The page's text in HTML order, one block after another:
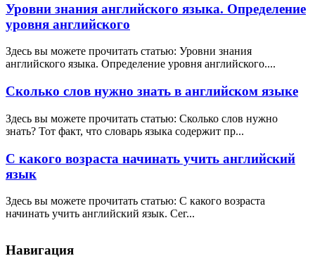
Уровни знания английского языка. Определение
уровня английского
Здесь вы можете прочитать статью: Уровни знания
английского языка. Определение уровня английского....
Сколько слов нужно знать в английском языке
Здесь вы можете прочитать статью: Сколько слов нужно
знать? Тот факт, что словарь языка содержит пр...
С какого возраста начинать учить английский
язык
Здесь вы можете прочитать статью: С какого возраста
начинать учить английский язык. Сег...
Навигация